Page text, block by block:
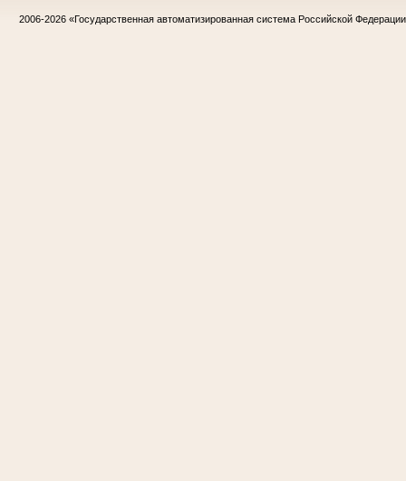
2006-2026 «Государственная автоматизированная система Российской